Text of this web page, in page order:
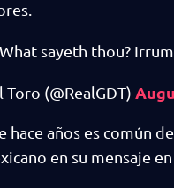
sayeth thou?
(@RealGDT)
años es común
en su mensaje